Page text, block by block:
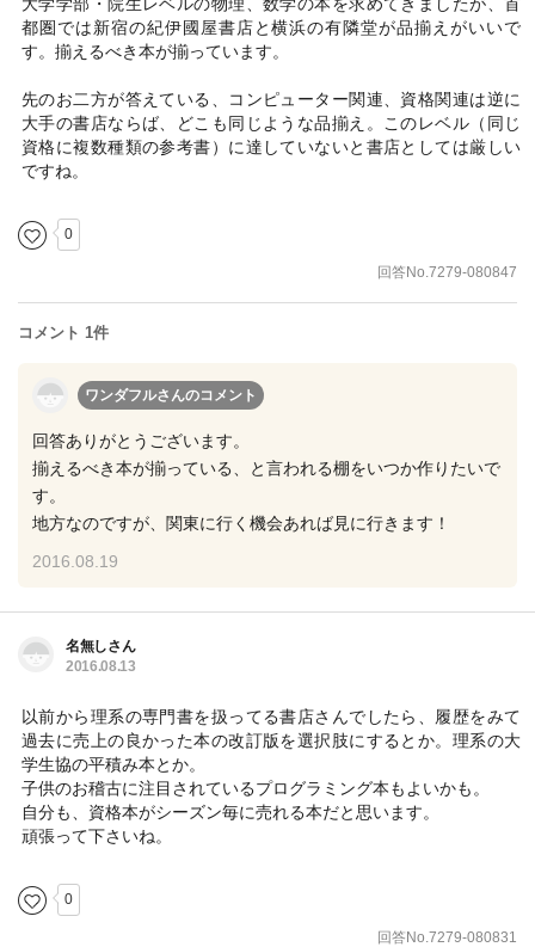
都圏では新宿の紀伊國屋書店と横浜の有隣堂が品揃えがいいで
す。揃えるべき本が揃っています。
先のお二方が答えている、コンピューター関連、資格関連は逆に
大手の書店ならば、どこも同じような品揃え。このレベル（同じ
資格に複数種類の参考書）に達していないと書店としては厳しい
ですね。
0
回答No.7279-080847
コメント 1件
ワンダフルさんのコメント
回答ありがとうございます。
揃えるべき本が揃っている、と言われる棚をいつか作りたいで
す。
地方なのですが、関東に行く機会あれば見に行きます！
2016.08.19
名無しさん
2016.08.13
以前から理系の専門書を扱ってる書店さんでしたら、履歴をみて
過去に売上の良かった本の改訂版を選択肢にするとか。理系の大
学生協の平積み本とか。
子供のお稽古に注目されているプログラミング本もよいかも。
自分も、資格本がシーズン毎に売れる本だと思います。
頑張って下さいね。
0
回答No.7279-080831